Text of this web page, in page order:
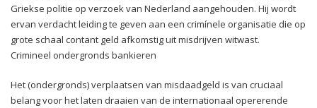
Griekse politie op verzoek van Nederland aangehouden. Hij wordt
ervan verdacht leiding te geven aan een crimínele organisatie die op
grote schaal contant geld afkomstig uit misdrijven witwast.
Crimineel ondergronds bankieren
Het (ondergronds) verplaatsen van misdaadgeld is van cruciaal
belang voor het laten draaien van de internationaal opererende